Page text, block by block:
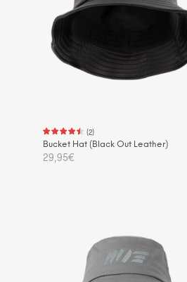
(2)
Bucket Hat (Black Out Leather)
29,95€